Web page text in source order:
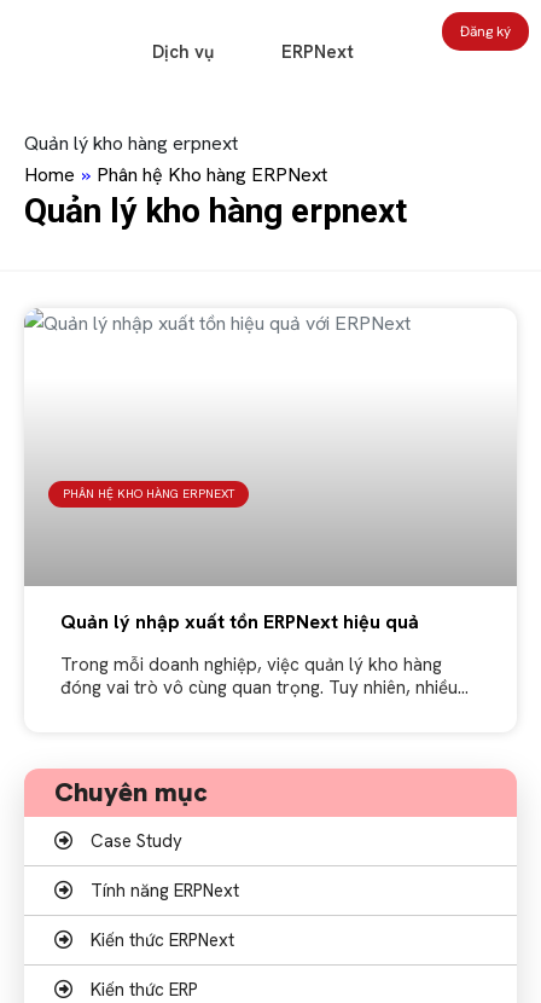
Dịch vụ ERPNext
Đăng ký
Quản lý kho hàng erpnext
Home » Phân hệ Kho hàng ERPNext
Quản lý kho hàng erpnext
PHÂN HỆ KHO HÀNG ERPNEXT
Quản lý nhập xuất tồn ERPNext hiệu quả
Trong mỗi doanh nghiệp, việc quản lý kho hàng
đóng vai trò vô cùng quan trọng. Tuy nhiên, nhiều
Chuyên mục
Case Study
Tính năng ERPNext
Kiến thức ERPNext
Kiến thức ERP